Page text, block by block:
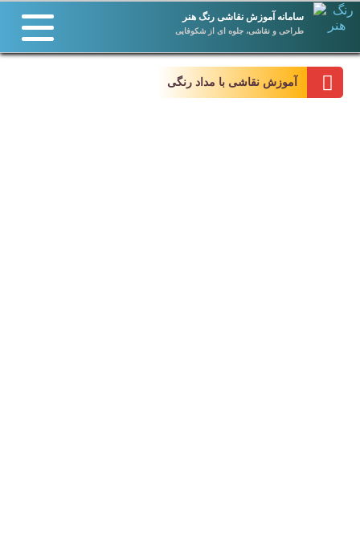
سامانه آموزش نقاشی رنگ هنر
طراحی و نقاشی، جلوه ای از شکوفایی
آموزش نقاشی با مداد رنگی